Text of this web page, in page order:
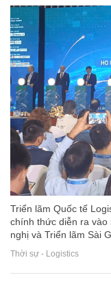
Triển lãm Quốc tế
chính thức diễn ra vào
nghị và Triển lãm Sài
Thời sự - Logistics